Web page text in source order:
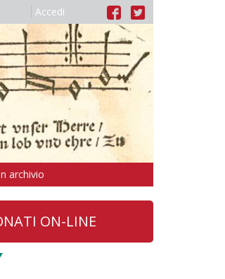
Accedi
archivio
ON-LINE